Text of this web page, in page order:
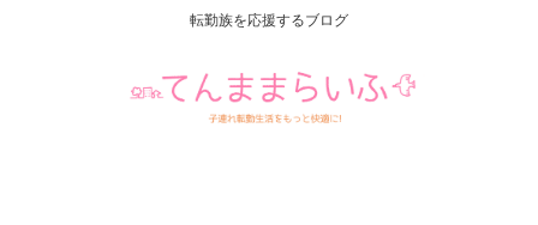
転勤族を応援するブログ